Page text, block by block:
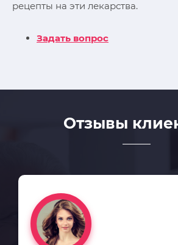
рецепты на эти лекарства.
Задать вопрос
Отзывы